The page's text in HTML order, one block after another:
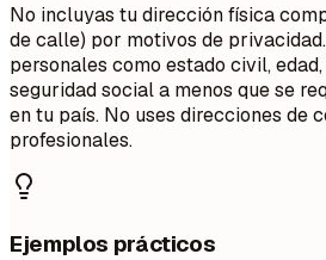
No incluyas tu dirección física
de calle) por motivos de
personales como estado civil,
seguridad social a menos que se
en tu país. No uses direcciones de
profesionales.
Ejemplos prácticos